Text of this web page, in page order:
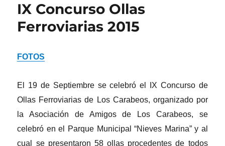
CARABEOS
IX Concurso Ollas
Ferroviarias 2015
FOTOS
El 19 de Septiembre se celebró el IX Concurso de
Ollas Ferroviarias de Los Carabeos, organizado por
la Asociación de Amigos de Los Carabeos, se
celebró en el Parque Municipal “Nieves Marina” y al
cual se presentaron 58 ollas procedentes de todos